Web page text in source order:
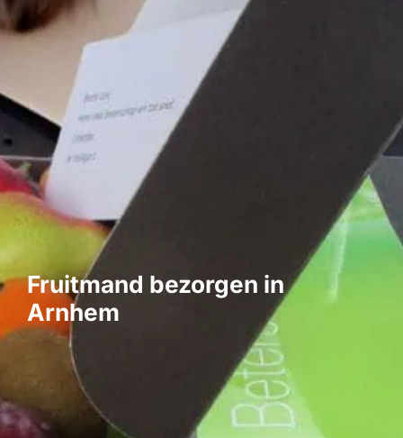
Fruitmand bezorgen in
Arnhem